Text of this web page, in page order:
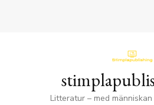
Litteratur – med